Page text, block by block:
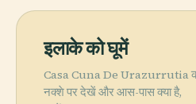
इलाके को घूमें
Casa Cuna De Urazurrutia
नक्शे पर देखें और आस-पास क्या है,